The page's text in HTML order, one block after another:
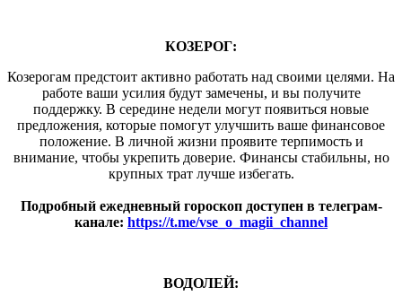
КОЗЕРОГ:
Козерогам предстоит активно работать над своими целями. На
работе ваши усилия будут замечены, и вы получите
поддержку. В середине недели могут появиться новые
предложения, которые помогут улучшить ваше финансовое
положение. В личной жизни проявите терпимость и
внимание, чтобы укрепить доверие. Финансы стабильны, но
крупных трат лучше избегать.
Подробный ежедневный гороскоп доступен в телеграм-
канале: https://t.me/vse_o_magii_channel
ВОДОЛЕЙ: